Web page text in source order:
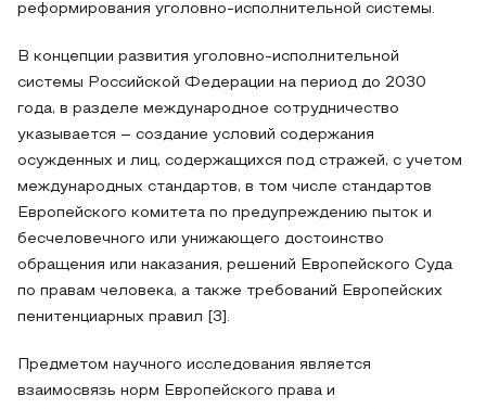
реформирования уголовно-исполнительной системы.
В концепции развития уголовно-исполнительной
системы Российской Федерации на период до 2030
года, в разделе международное сотрудничество
указывается – создание условий содержания
осужденных и лиц, содержащихся под стражей, с учетом
международных стандартов, в том числе стандартов
Европейского комитета по предупреждению пыток и
бесчеловечного или унижающего достоинство
обращения или наказания, решений Европейского Суда
по правам человека, а также требований Европейских
пенитенциарных правил [3].
Предметом научного исследования является
взаимосвязь норм Европейского права и